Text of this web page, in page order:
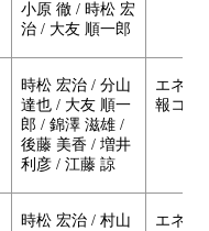
小原 徹 / 時松 宏
治 / 大友 順一郎
時松 宏治 / 分山
達也 / 大友 順一
郎 / 錦澤 滋雄 /
後藤 美香 / 増井
利彦 / 江藤 諒
エネル
報コー
時松 宏治 / 村山 エネル